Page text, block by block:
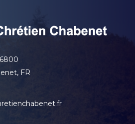
FR